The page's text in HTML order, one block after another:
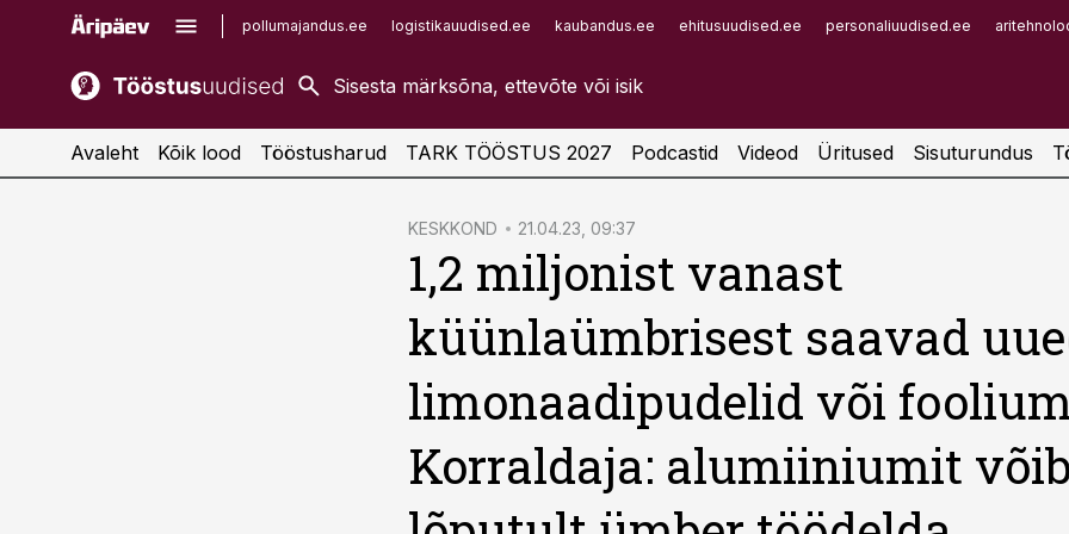
pollumajandus.ee logistikauudised.ee kaubandus.ee ehitusuudised.ee personaliuudised.ee
kaubandus.ee
kinnisvarauudised.ee
imelineajalugu.ee
Infopank
Avaleht Kõik lood Tööstusharud TARK TÖÖSTUS 2027 Podcastid Videod Üritused Sisuturundus
KESKKOND 21.04.23, 09:37
1,2 miljonist vanast
küünlaümbrisest saavad
limonaadipudelid või
Korraldaja: alumiiniumit võib